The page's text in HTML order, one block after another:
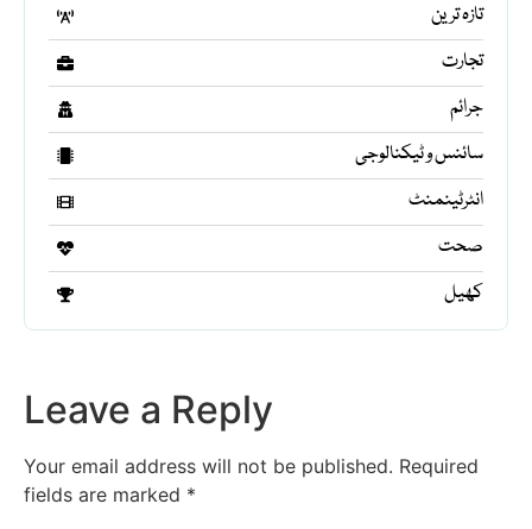
تازہ ترین
تجارت
جرائم
سائنس و ٹیکنالوجی
انٹرٹینمنٹ
صحت
کھیل
Leave a Reply
Your email address will not be published. Required
fields are marked *